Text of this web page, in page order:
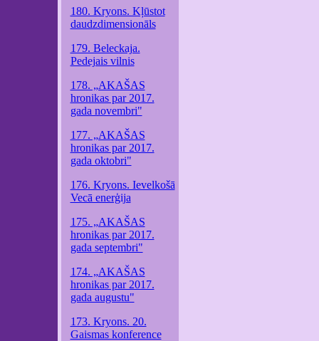
180. Kryons. Kļūstot
daudzdimensionāls
179. Beleckaja.
Pedejais vilnis
178. „AKAŠAS
hronikas par 2017.
gada novembri"
177. „AKAŠAS
hronikas par 2017.
gada oktobri"
176. Kryons. Ievelkošā
Vecā enerģija
175. „AKAŠAS
hronikas par 2017.
gada septembri"
174. „AKAŠAS
hronikas par 2017.
gada augustu"
173. Kryons. 20.
Gaismas konference